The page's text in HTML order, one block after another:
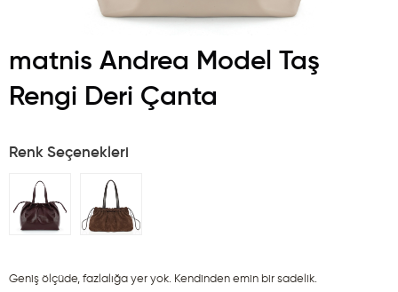
matnis Andrea Model Taş
Rengi Deri Çanta
Renk Seçenekleri
Geniş ölçüde, fazlalığa yer yok. Kendinden emin bir sadelik.